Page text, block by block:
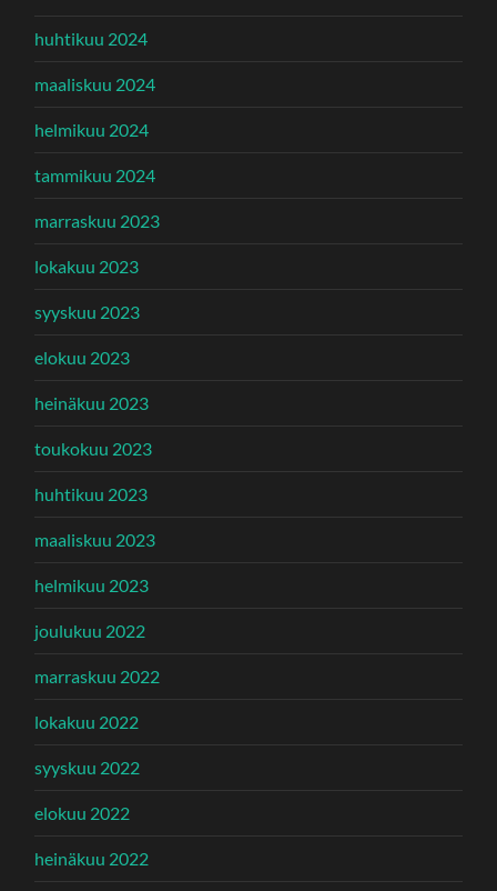
huhtikuu 2024
maaliskuu 2024
helmikuu 2024
tammikuu 2024
marraskuu 2023
lokakuu 2023
syyskuu 2023
elokuu 2023
heinäkuu 2023
toukokuu 2023
huhtikuu 2023
maaliskuu 2023
helmikuu 2023
joulukuu 2022
marraskuu 2022
lokakuu 2022
syyskuu 2022
elokuu 2022
heinäkuu 2022